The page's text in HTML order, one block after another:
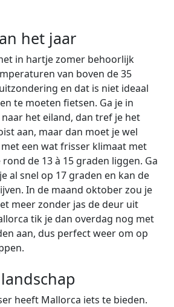
het jaar
in hartje zomer behoorlijk
van boven de 35
en dat is niet ideaal
te moeten fietsen. Ga je in
het eiland, dan tref je het
aan, maar dan moet je wel
een wat frisser klimaat met
de 13 à 15 graden liggen. Ga
al snel op 17 graden en kan de
In de maand oktober zou je
meer zonder jas de deur uit
tik je dan overdag nog met
aan, dus perfect weer om op
heeft Mallorca iets te bieden.